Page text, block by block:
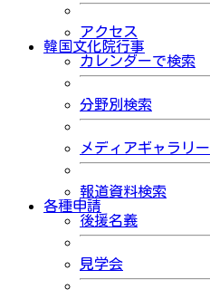
アクセス
韓国文化院行事
カレンダーで検索
分野別検索
メディアギャラリー
報道資料検索
各種申請
後援名義
見学会